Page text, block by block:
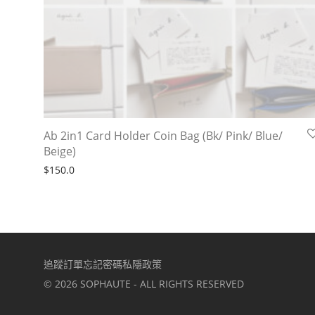
Ab 2in1 Card Holder Coin Bag (Bk/ Pink/ Blue/
Beige)
$150.0
追蹤訂單忘記密碼私隱政策
© 2026 SOPHAUTE - ALL RIGHTS RESERVED